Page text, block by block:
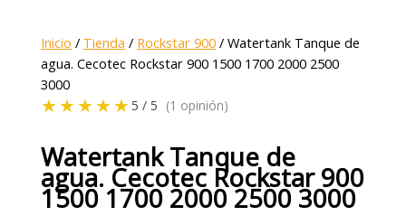
Inicio / Tienda / Rockstar 900 / Watertank Tanque de
agua. Cecotec Rockstar 900 1500 1700 2000 2500
3000
★★★★★ 5 / 5 (1 opinión)
Watertank Tanque de
agua. Cecotec Rockstar 900
1500 1700 2000 2500 3000